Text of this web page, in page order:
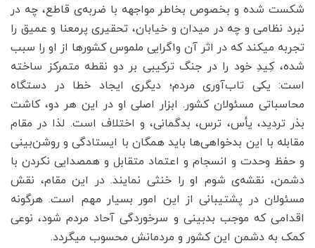
شکست شده و بخصوص بخاطر مواجهه با ضربه‌ی قاطع، چه در
نبرد نظامی و چه در میدان و خیابان، تحقیری پرمعنا و عمیق را
تجربه میکند که در اثر آن واگرایی ملموس کشورها از او را سبب
شده، کِیدِ خود را در جنگ ترکیبی بر دو نقطه متمرکز ساخته
است: یکی تاب‌آوری مردم؛ دیگری ایجاد خطا در دستگاه
محاسباتی مسئولان کشور. ابزار اصلی او در این هر دو، کاشت
بذر تردید، یأس، ترس، بدگمانی، و اختلاف است. لذا در مقام
مقابله با این بدخواهی‌ها باید همگان با ایستادگی و روشن‌بینی
و حفظ وحدت و انسجام و اعتماد متقابل و همصدایی نکردن با
دشمن، نقشه‌ی شوم او را خنثی نمایند. در این مقام، نقش
مسئولان در پشتیبانی از این امور بسیار مهم است. هرگونه
اقدامی که موجب بدبینی و سرخوردگی آحاد مردم شود، نوعی
کمک به دشمن این کشور و مردمانش محسوب میگردد.